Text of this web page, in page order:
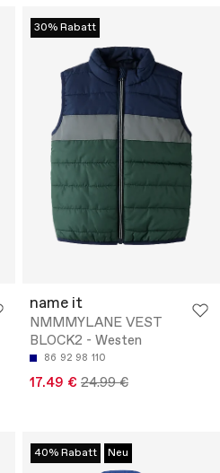
30% Rabatt
name it
NMMMYLANE VEST
BLOCK2 - Westen
86 92 98 110
17.49 € 24.99 €
40% Rabatt Neu